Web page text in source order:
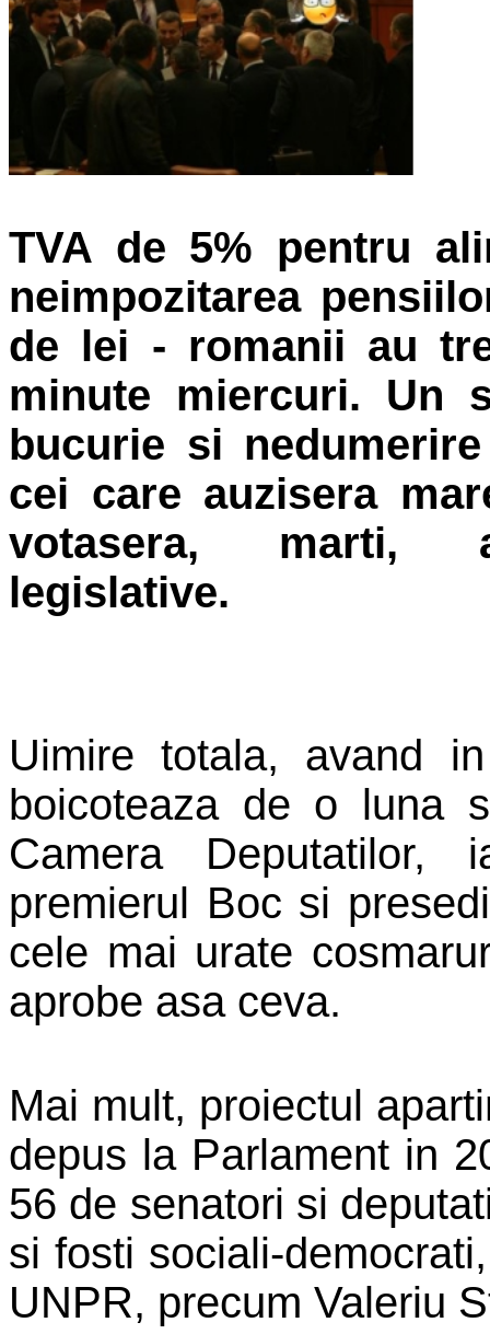
TVA de 5% pentru
neimpozitarea
de lei - romanii au
minute miercuri. Un
bucurie si
cei care auzisera
votasera, marti,
legislative.
Uimire totala, avand
boicoteaza de o luna
Camera Deputatilor,
premierul Boc si
cele mai urate
aprobe asa ceva.
Mai mult, proiectul
depus la Parlament in
56 de senatori si
si fosti sociali-
UNPR, precum Valeriu